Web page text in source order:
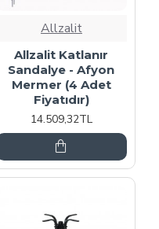
Allzalit
Allzalit Katlanır
Sandalye - Afyon
Mermer (4 Adet
Fiyatıdır)
14.509,32TL